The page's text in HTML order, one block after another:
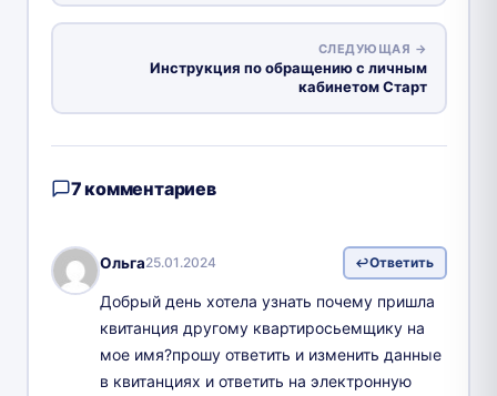
СЛЕДУЮЩАЯ →
Инструкция по обращению с личным
кабинетом Старт
7 комментариев
Ольга25.01.2024 Ответить
Добрый день хотела узнать почему пришла
квитанция другому квартиросьемщику на
мое имя?прошу ответить и изменить данные
в квитанциях и ответить на электронную